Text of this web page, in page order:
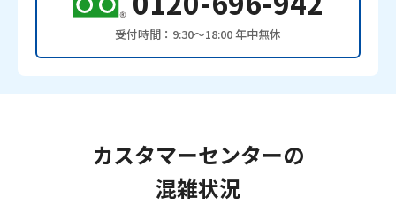
受付時間：9:30〜18:00 年中無休
カスタマーセンターの
混雑状況